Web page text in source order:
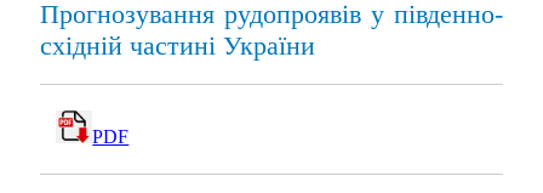
Прогнозування рудопроявів у південно-
східній частині України
PDF